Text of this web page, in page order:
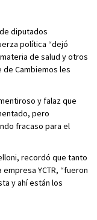
diputados
política “dejó
de salud y otros
Cambiemos les
y falaz que
pero
fracaso para el
recordó que tanto
YCTR, “fueron
y ahí están los